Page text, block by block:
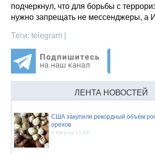
подчеркнул, что для борьбы с
нужно запрещать не мессенджеры, а
Теги:telegram |
ЛЕНТА НОВОСТЕЙ
США закупили рекордный объём
орехов
6 Августа 21:09